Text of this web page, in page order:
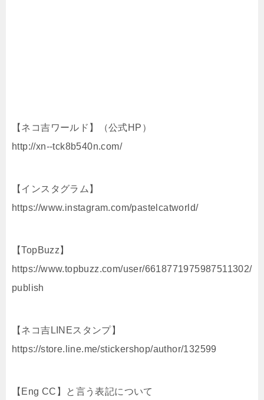
【ネコ吉ワールド】（公式HP）
http://xn--tck8b540n.com/
【インスタグラム】
https://www.instagram.com/pastelcatworld/
【TopBuzz】
https://www.topbuzz.com/user/6618771975987511302/
publish
【ネコ吉LINEスタンプ】
https://store.line.me/stickershop/author/132599
【Eng CC】と言う表記について